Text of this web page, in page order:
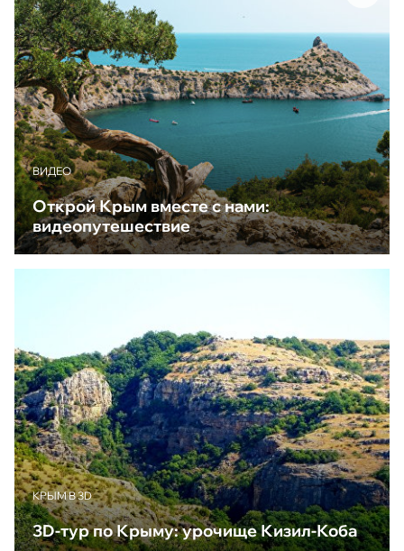
ВИДЕО
Открой Крым вместе с нами:
видеопутешествие
КРЫМ В 3D
3D-тур по Крыму: урочище Кизил-Коба